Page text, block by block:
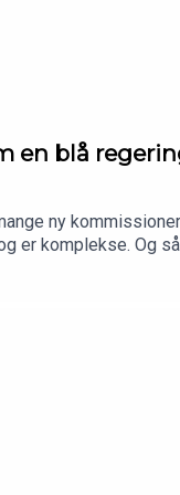
på
en blå
ny
er komplekse. Og
Esben